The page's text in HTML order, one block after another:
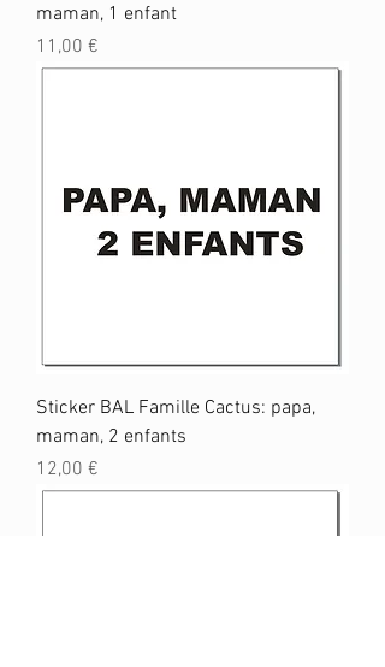
maman, 1 enfant
Prix
11,00 €
Sticker BAL Famille Cactus: papa,
maman, 2 enfants
Prix
12,00 €